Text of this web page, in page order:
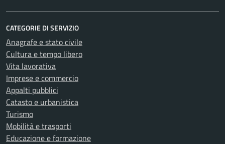
CATEGORIE DI SERVIZIO
Anagrafe e stato civile
Cultura e tempo libero
Vita lavorativa
Imprese e commercio
Appalti pubblici
Catasto e urbanistica
Turismo
Mobilità e trasporti
Educazione e formazione